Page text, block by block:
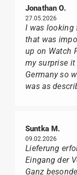
Jonathan O.
27.05.2026
I was looking
that was
up on Watch
my surprise
Germany so
was as
Suntka M.
09.02.2026
Lieferung
Eingang der
Ganz